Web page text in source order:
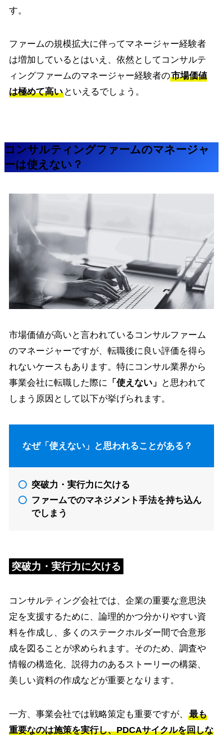
す。
ファームの規模拡大に伴ってマネージャー経験者
は増加しているとはいえ、依然としてコンサルテ
ィングファームのマネージャー経験者の市場価値
は極めて高いといえるでしょう。
コンサルティングファームのマネージャ
ーは使えない？
市場価値が高いと言われているコンサルファーム
のマネージャーですが、転職後に良い評価を得ら
れないケースもあります。特にコンサル業界から
事業会社に転職した際に 「使えない」
と思われて
しまう原因として以下が挙げられます。
なぜ「使えない」と思われることがある？
突破力・実行力に欠ける
ファームでのマネジメント手法を持ち込ん
でしまう
突破力・実行力に欠ける
コンサルティング会社では、企業の重要な意思決
定を支援するために、論理的かつ分かりやすい資
料を作成し、多くのステークホルダー間で合意形
成を図ることが求められます。そのため、調査や
情報の構造化、説得力のあるストーリーの構築、
美しい資料の作成などが重要となります。
一方、事業会社では戦略策定も重要ですが、 最も
重要なのは施策を実行し、PDCAサイクルを回しな